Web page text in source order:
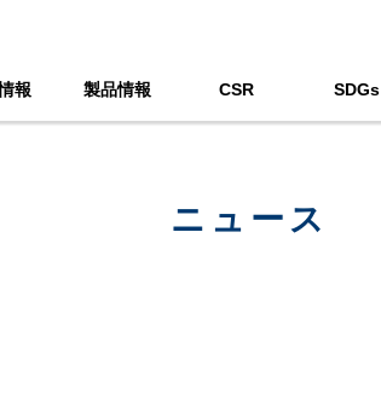
報 製品情報 CSR SDGs
ニュース